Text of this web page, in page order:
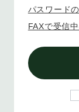
パスワード
FAXで受信